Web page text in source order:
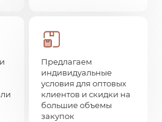
Предлагаем
индивидуальные
условия для оптовых
клиентов и скидки на
большие объемы
закупок